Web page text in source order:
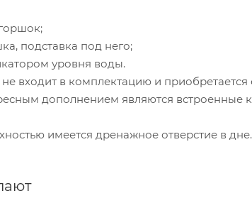
подставка под него;
уровня воды.
входит в комплектацию и приобретается
дополнением являются встроенные
имеется дренажное отверстие в дне.